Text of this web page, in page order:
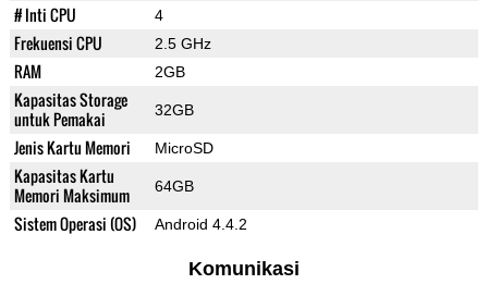
# Inti CPU 4
Frekuensi CPU 2.5 GHz
RAM 2GB
Kapasitas Storage
untuk Pemakai
32GB
Jenis Kartu Memori MicroSD
Kapasitas Kartu
Memori Maksimum
64GB
Sistem Operasi (OS) Android 4.4.2
Komunikasi